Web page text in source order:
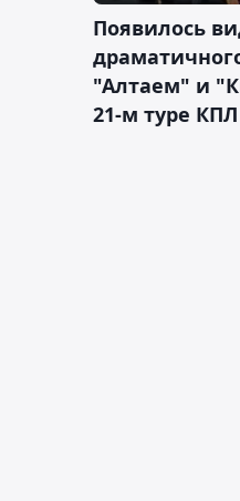
Появилось
"Алтаем" и
21-м туре КПЛ